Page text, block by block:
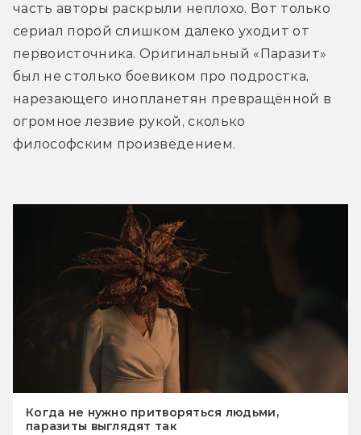
часть авторы раскрыли неплохо. Вот только
сериал порой слишком далеко уходит от
первоисточника. Оригинальный «Паразит»
был не столько боевиком про подростка,
нарезающего инопланетян превращённой в
огромное лезвие рукой, сколько
философским произведением.
Когда не нужно притворяться людьми,
паразиты выглядят так